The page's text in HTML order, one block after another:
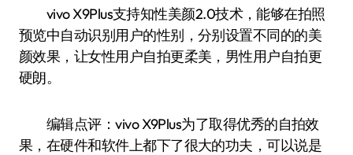
vivo X9Plus支持知性美颜2.0技术，能够在拍照
预览中自动识别用户的性别，分别设置不同的的美
颜效果，让女性用户自拍更柔美，男性用户自拍更
硬朗。
编辑点评：vivo X9Plus为了取得优秀的自拍效
果，在硬件和软件上都下了很大的功夫，可以说是